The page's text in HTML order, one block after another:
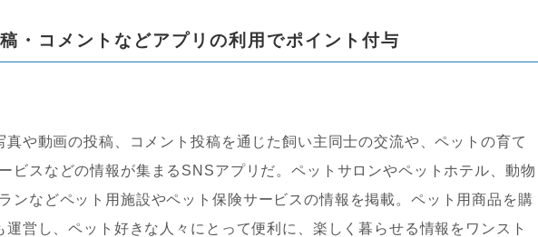
・コメントなどアプリの利用でポイント付与
や動画の投稿、コメント投稿を通じた飼い主同士の交流や、ペットの育て
ビスなどの情報が集まるSNSアプリだ。ペットサロンやペットホテル、動物
ンなどペット用施設やペット保険サービスの情報を掲載。ペット用商品を購
運営し、ペット好きな人々にとって便利に、楽しく暮らせる情報をワンスト